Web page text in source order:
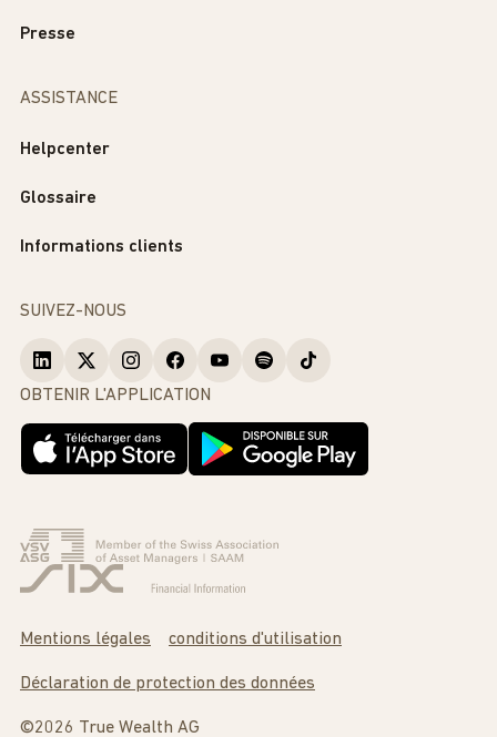
Presse
ASSISTANCE
Helpcenter
Glossaire
Informations clients
SUIVEZ-NOUS
OBTENIR L'APPLICATION
Mentions légales conditions d'utilisation
Déclaration de protection des données
©2026 True Wealth AG